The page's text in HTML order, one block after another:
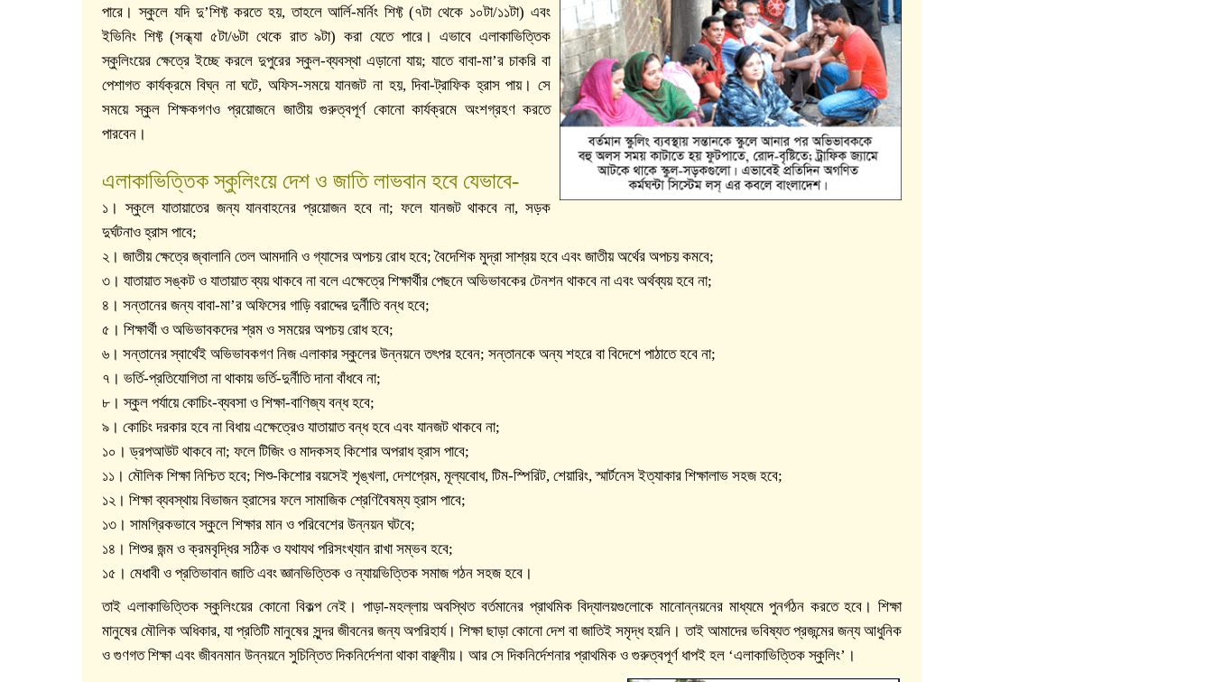
পারে। স্কুলে যদি দু’শিফ্ট করতে হয়, তাহলে আর্লি-মর্নিং শিফ্ট (৭টা থেকে ১০টা/১১টা) এবং
ইভিনিং শিফ্ট (সন্ধ্যা ৫টা/৬টা থেকে রাত ৯টা) করা যেতে পারে। এভাবে এলাকাভিত্তিক
স্কুলিংয়ের ক্ষেত্রে ইচ্ছে করলে দুপুরের স্কুল-ব্যবস্থা এড়ানো যায়; যাতে বাবা-মা’র চাকরি বা
পেশাগত কার্যক্রমে বিঘ্ন না ঘটে, অফিস-সময়ে যানজট না হয়, দিবা-ট্রাফিক হ্রাস পায়। সে
সময়ে স্কুল শিক্ষকগণও প্রয়োজনে জাতীয় গুরুত্বপূর্ণ কোনো কার্যক্রমে অংশগ্রহণ করতে
পারবেন।
এলাকাভিত্তিক স্কুলিংয়ে দেশ ও জাতি লাভবান হবে যেভাবে-
১। স্কুলে যাতায়াতের জন্য যানবাহনের প্রয়োজন হবে না; ফলে যানজট থাকবে না, সড়ক
দুর্ঘটনাও হ্রাস পাবে;
২। জাতীয় ক্ষেত্রে জ্বালানি তেল আমদানি ও গ্যাসের অপচয় রোধ হবে; বৈদেশিক মুদ্রা সাশ্রয় হবে এবং জাতীয় অর্থের অপচয় কমবে;
৩। যাতায়াত সঙ্কট ও যাতায়াত ব্যয় থাকবে না বলে এক্ষেত্রে শিক্ষার্থীর পেছনে অভিভাবকের টেনশন থাকবে না এবং অর্থব্যয় হবে না;
৪। সন্তানের জন্য বাবা-মা’র অফিসের গাড়ি বরাদ্দের দুর্নীতি বন্ধ হবে;
৫। শিক্ষার্থী ও অভিভাবকদের শ্রম ও সময়ের অপচয় রোধ হবে;
৬। সন্তানের স্বার্থেই অভিভাবকগণ নিজ এলাকার স্কুলের উন্নয়নে তৎপর হবেন; সন্তানকে অন্য শহরে বা বিদেশে পাঠাতে হবে না;
৭। ভর্তি-প্রতিযোগিতা না থাকায় ভর্তি-দুর্নীতি দানা বাঁধবে না;
৮। স্কুল পর্যায়ে কোচিং-ব্যবসা ও শিক্ষা-বাণিজ্য বন্ধ হবে;
৯। কোচিং দরকার হবে না বিধায় এক্ষেত্রেও যাতায়াত বন্ধ হবে এবং যানজট থাকবে না;
১০। ড্রপআউট থাকবে না; ফলে টিজিং ও মাদকসহ কিশোর অপরাধ হ্রাস পাবে;
১১। মৌলিক শিক্ষা নিশ্চিত হবে; শিশু-কিশোর বয়সেই শৃঙ্খলা, দেশপ্রেম, মূল্যবোধ, টিম-স্পিরিট, শেয়ারিং, স্মার্টনেস ইত্যাকার শিক্ষালাভ সহজ হবে;
১২। শিক্ষা ব্যবস্থায় বিভাজন হ্রাসের ফলে সামাজিক শ্রেণিবৈষম্য হ্রাস পাবে;
১৩। সামগ্রিকভাবে স্কুলে শিক্ষার মান ও পরিবেশের উন্নয়ন ঘটবে;
১৪। শিশুর জন্ম ও ক্রমবৃদ্ধির সঠিক ও যথাযথ পরিসংখ্যান রাখা সম্ভব হবে;
১৫। মেধাবী ও প্রতিভাবান জাতি এবং জ্ঞানভিত্তিক ও ন্যায়ভিত্তিক সমাজ গঠন সহজ হবে।
তাই এলাকাভিত্তিক স্কুলিংয়ের কোনো বিকল্প নেই। পাড়া-মহল্লায় অবস্থিত বর্তমানের প্রাথমিক বিদ্যালয়গুলোকে মানোন্নয়নের মাধ্যমে পুনর্গঠন করতে হবে। শিক্ষা
মানুষের মৌলিক অধিকার, যা প্রতিটি মানুষের সুন্দর জীবনের জন্য অপরিহার্য। শিক্ষা ছাড়া কোনো দেশ বা জাতিই সমৃদ্ধ হয়নি। তাই আমাদের ভবিষ্যত প্রজন্মের জন্য আধুনিক
ও গুণগত শিক্ষা এবং জীবনমান উন্নয়নে সুচিন্তিত দিকনির্দেশনা থাকা বাঞ্ছনীয়। আর সে দিকনির্দেশনার প্রাথমিক ও গুরুত্বপূর্ণ ধাপই হল ‘এলাকাভিত্তিক স্কুলিং’।